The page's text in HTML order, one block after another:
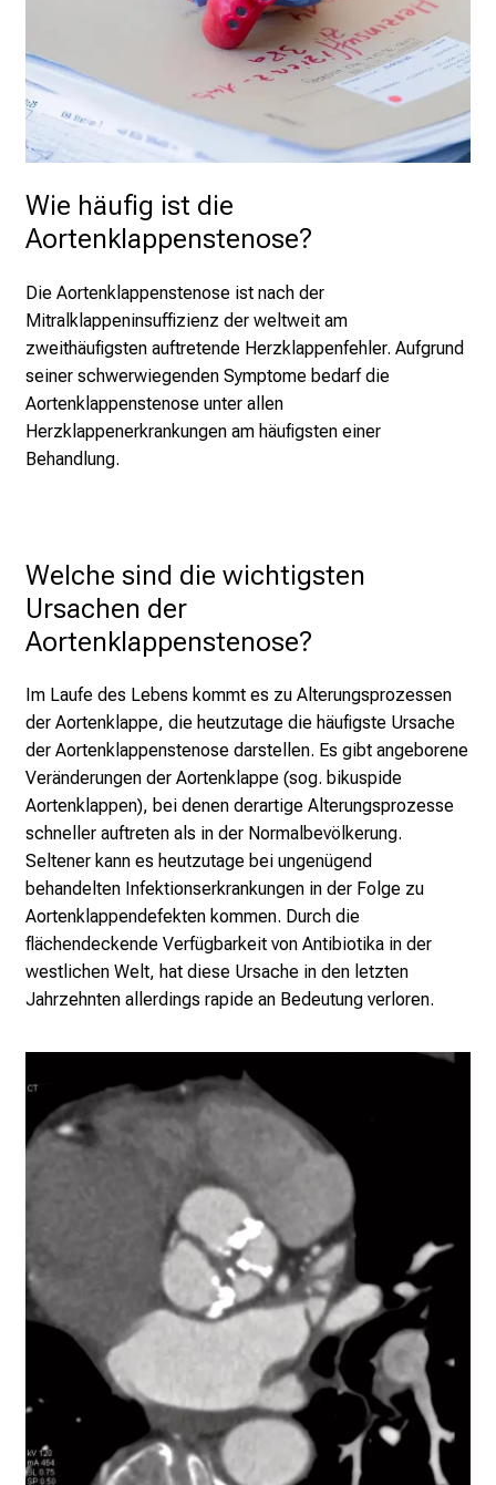
Wie häufig ist die
Aortenklappenstenose?
Die Aortenklappenstenose ist nach der
Mitralklappeninsuffizienz der weltweit am
zweithäufigsten auftretende Herzklappenfehler. Aufgrund
seiner schwerwiegenden Symptome bedarf die
Aortenklappenstenose unter allen
Herzklappenerkrankungen am häufigsten einer
Behandlung.
Welche sind die wichtigsten
Ursachen der
Aortenklappenstenose?
Im Laufe des Lebens kommt es zu Alterungsprozessen
der Aortenklappe, die heutzutage die häufigste Ursache
der Aortenklappenstenose darstellen. Es gibt angeborene
Veränderungen der Aortenklappe (sog. bikuspide
Aortenklappen), bei denen derartige Alterungsprozesse
schneller auftreten als in der Normalbevölkerung.
Seltener kann es heutzutage bei ungenügend
behandelten Infektionserkrankungen in der Folge zu
Aortenklappendefekten kommen. Durch die
flächendeckende Verfügbarkeit von Antibiotika in der
westlichen Welt, hat diese Ursache in den letzten
Jahrzehnten allerdings rapide an Bedeutung verloren.